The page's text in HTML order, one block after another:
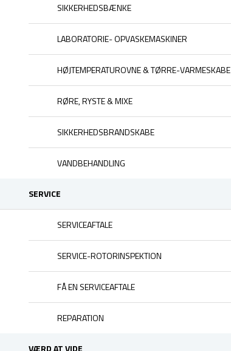
SIKKERHEDSBÆNKE
LABORATORIE- OPVASKEMASKINER
HØJTEMPERATUROVNE & TØRRE-VARMESKABE
RØRE, RYSTE & MIXE
SIKKERHEDSBRANDSKABE
VANDBEHANDLING
SERVICE
SERVICEAFTALE
SERVICE-ROTORINSPEKTION
FÅ EN SERVICEAFTALE
REPARATION
VÆRD AT VIDE